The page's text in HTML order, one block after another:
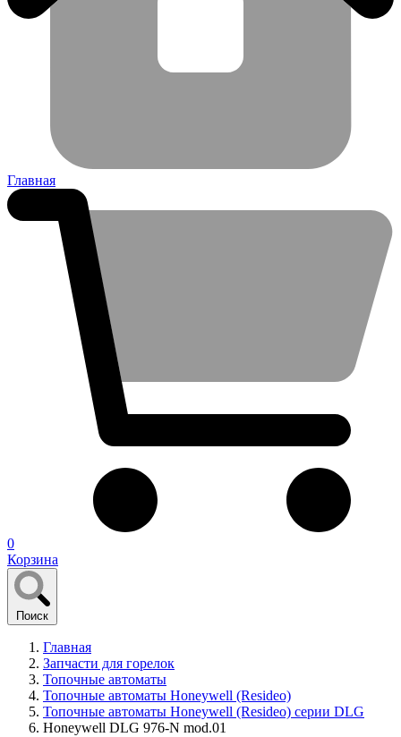
Главная
0
Корзина
Поиск
Главная
Запчасти для горелок
Топочные автоматы
Топочные автоматы Honeywell (Resideo)
Топочные автоматы Honeywell (Resideo) серии DLG
Honeywell DLG 976-N mod.01